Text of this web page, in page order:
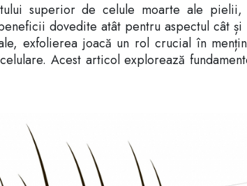
superior de celule moarte ale
dovedite atât pentru aspectul cât și
exfolierea joacă un rol crucial în
Acest articol explorează